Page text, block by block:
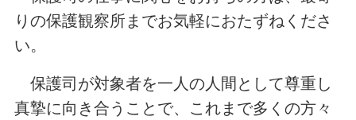
りの保護観察所までお気軽におたずねくださ
い。
保護司が対象者を一人の人間として尊重し
真摯に向き合うことで、これまで多くの方々